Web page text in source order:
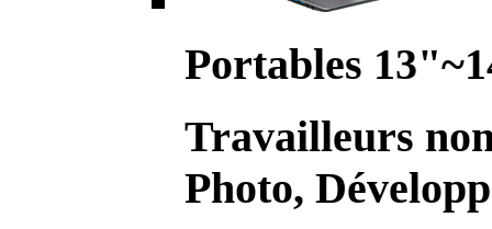
Portables
Travailleurs
Photo,